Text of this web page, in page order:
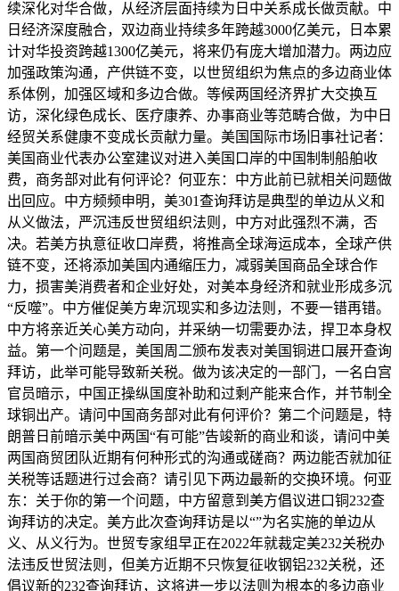
续深化对华合做，从经济层面持续为日中关系成长做贡献。中
日经济深度融合，双边商业持续多年跨越3000亿美元，日本累
计对华投资跨越1300亿美元，将来仍有庞大增加潜力。两边应
加强政策沟通，产供链不变，以世贸组织为焦点的多边商业体
系体例，加强区域和多边合做。等候两国经济界扩大交换互
访，深化绿色成长、医疗康养、办事商业等范畴合做，为中日
经贸关系健康不变成长贡献力量。美国国际市场旧事社记者：
美国商业代表办公室建议对进入美国口岸的中国制制船舶收
费，商务部对此有何评论？何亚东：中方此前已就相关问题做
出回应。中方频频申明，美301查询拜访是典型的单边从义和
从义做法，严沉违反世贸组织法则，中方对此强烈不满，否
决。若美方执意征收口岸费，将推高全球海运成本，全球产供
链不变，还将添加美国内通缩压力，减弱美国商品全球合作
力，损害美消费者和企业好处，对美本身经济和就业形成多沉
“反噬”。中方催促美方卑沉现实和多边法则，不要一错再错。
中方将亲近关心美方动向，并采纳一切需要办法，捍卫本身权
益。第一个问题是，美国周二颁布发表对美国铜进口展开查询
拜访，此举可能导致新关税。做为该决定的一部门，一名白宫
官员暗示，中国正操纵国度补助和过剩产能来合作，并节制全
球铜出产。请问中国商务部对此有何评价？第二个问题是，特
朗普日前暗示美中两国“有可能”告竣新的商业和谈，请问中美
两国商贸团队近期有何种形式的沟通或磋商？两边能否就加征
关税等话题进行过会商？请引见下两边最新的交换环境。何亚
东：关于你的第一个问题，中方留意到美方倡议进口铜232查
询拜访的决定。美方此次查询拜访是以“”为名实施的单边从
义、从义行为。世贸专家组早正在2022年就裁定美232关税办
法违反世贸法则，但美方近期不只恢复征收钢铝232关税，还
倡议新的232查询拜访，这将进一步以法则为根本的多边商业